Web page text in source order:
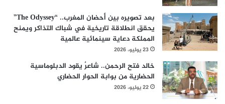
بعد تصويره بين أحضان المغرب.. “The Odyssey”
يحقق انطلاقة تاريخية في شباك التذاكر ويمنح
المملكة دعاية سينمائية عالمية
23 يوليو، 2026
خالد فتح الرحمن.. شاعرٌ يقود الدبلوماسية
الحضارية من بوابة الحوار الحضاري
22 يوليو، 2026